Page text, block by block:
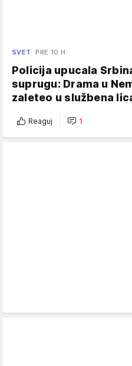
SVET PRE 10 H
Policija upucala
suprugu: Drama u
zaleteo u službena
Reaguj 1